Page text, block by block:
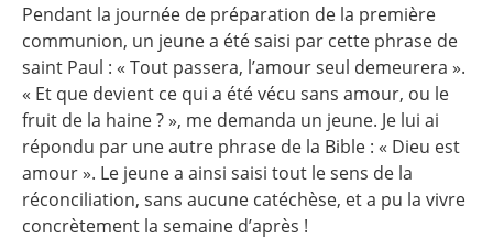
Pendant la journée de préparation de la première
communion, un jeune a été saisi par cette phrase de
saint Paul : « Tout passera, l’amour seul demeurera ».
« Et que devient ce qui a été vécu sans amour, ou le
fruit de la haine ? », me demanda un jeune. Je lui ai
répondu par une autre phrase de la Bible : « Dieu est
amour ». Le jeune a ainsi saisi tout le sens de la
réconciliation, sans aucune catéchèse, et a pu la vivre
concrètement la semaine d’après !